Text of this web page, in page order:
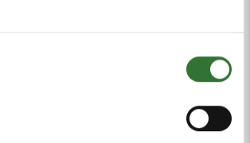
MELLOM
OG PRIVATLIV
vår utvikling og suksess; derfor er
en av våre høyeste prioriteringer.